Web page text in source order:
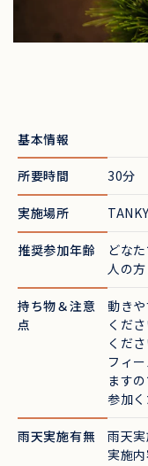
基本情報
所要時間 30分
実施場所
推奨参加年齢
どな
人の
持ち物＆注意
点
動き
くだ
くださ
フィ
ます
参加く
雨天実施有無
雨天
実施